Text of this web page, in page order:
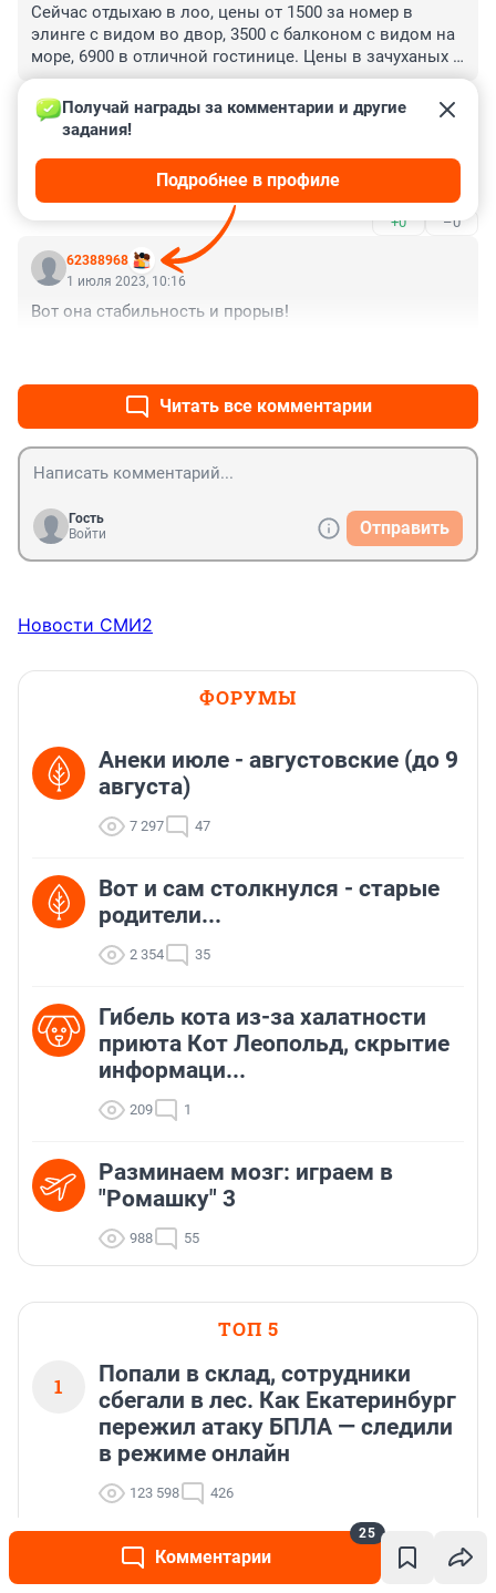
Комментарии
25
Сейчас отдыхаю в лоо, цены от 1500 за номер в
элинге с видом во двор, 3500 с балконом с видом на
море, 6900 в отличной гостинице. Цены в зачуханых
кафе на побережье плюс минус одинаковые, но чуть
дороже чем в кафе екб, народу много, но места на
пляже всем хватает
Гость
А сколько стоит отдохнуть на курортах Колымы?
+0 –0
62388968
Получай награды за комментарии и другие
задания!
Подробнее в профиле
1 июля 2023, 10:16
Вот она стабильность и прорыв!
Читать все комментарии
Гость
Войти
Отправить
Новости СМИ2
ФОРУМЫ
Анеки июле - августовские (до 9
августа)
7 297 47
Вот и сам столкнулся - старые
родители...
2 354 35
Гибель кота из-за халатности
приюта Кот Леопольд, скрытиe
информаци...
209 1
Разминаем мозг: играем в
"Ромашку" 3
988 55
ТОП 5
1
Попали в склад, сотрудники
сбегали в лес. Как Екатеринбург
пережил атаку БПЛА — следили
в режиме онлайн
123 598 426
«Может, буду игры создавать»: выпускник
получил 391 балл на ЕГЭ, но для поступления